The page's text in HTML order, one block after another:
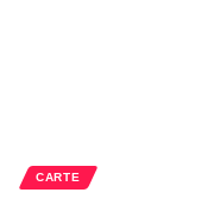
CARTE